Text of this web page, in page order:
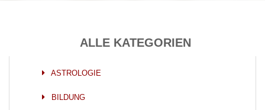
ALLE KATEGORIEN
ASTROLOGIE
BILDUNG